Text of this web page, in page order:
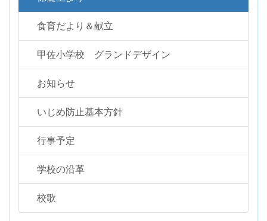
食育だより＆献立
甲佐小学校 グランドデザイン
お知らせ
いじめ防止基本方針
行事予定
学校の沿革
校歌